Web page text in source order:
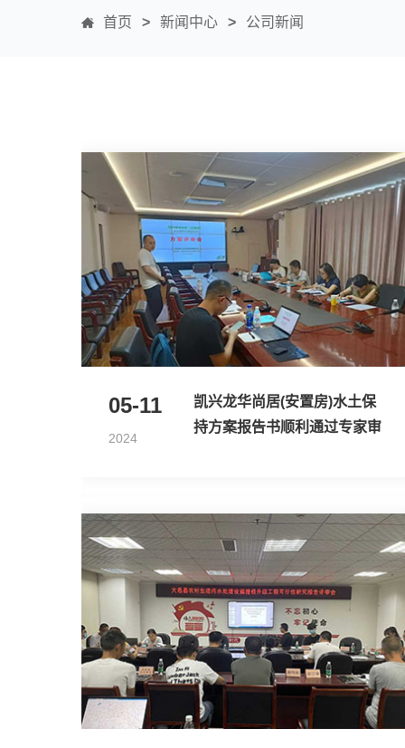
首页 > 新闻中心 > 公司新闻
05-11
2024
凯兴龙华尚居(安置房)水土保
持方案报告书顺利通过专家审